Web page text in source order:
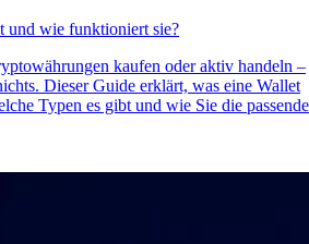
und wie funktioniert sie?
kaufen oder aktiv handeln –
Dieser Guide erklärt, was eine Wallet
Typen es gibt und wie Sie die passende